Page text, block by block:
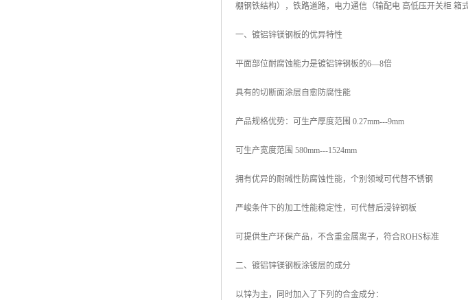
棚钢铁结构），铁路道路，电力通信（输配电 高低压开关柜 箱
一、镀铝锌镁钢板的优异特性
平面部位耐腐蚀能力是镀铝锌钢板的6—8倍
具有的切断面涂层自愈防腐性能
产品规格优势：可生产厚度范围 0.27mm---9mm
可生产宽度范围 580mm---1524mm
拥有优异的耐碱性防腐蚀性能，个别领域可代替不锈钢
严峻条件下的加工性能稳定性，可代替后浸锌钢板
可提供生产环保产品，不含重金属离子，符合ROHS标准
二、镀铝锌镁钢板涂镀层的成分
以锌为主，同时加入了下列的合金成分：